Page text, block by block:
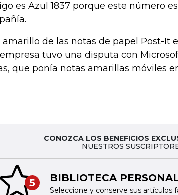
es Azul 1837 porque este número
amarillo de las notas de papel Post-It
tuvo una disputa con
que ponía notas amarillas móviles
CONOZCA LOS BENEFICIOS
NUESTROS
5 BIBLIOTECA
Seleccione y conserve sus artículos
slide